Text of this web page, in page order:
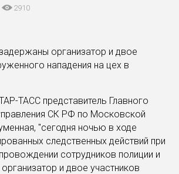
2910
организатор и двое
нападения на цех в
ТАСС представитель Главного
СК РФ по Московской
"сегодня ночью в ходе
следственных действий при
сотрудников полиции и
и двое участников